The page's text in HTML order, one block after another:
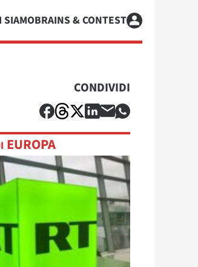
SIAMOBRAINS & CONTEST
CONDIVIDI
EUROPA